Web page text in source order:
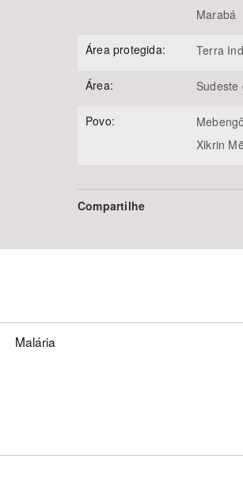
Marabá
Área protegida: Terra
Área: Sudeste
Povo:
Xikrin
Compartilhe
Malária